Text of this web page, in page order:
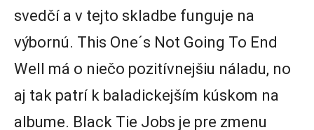
svedčí a v tejto skladbe funguje na
výbornú. This One´s Not Going To End
Well má o niečo pozitívnejšiu náladu, no
aj tak patrí k baladickejším kúskom na
albume. Black Tie Jobs je pre zmenu